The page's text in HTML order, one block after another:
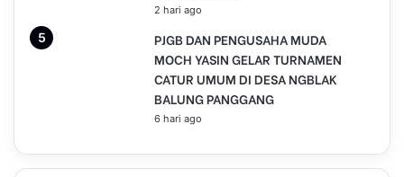
2 hari ago
PJGB DAN PENGUSAHA MUDA
MOCH YASIN GELAR TURNAMEN
CATUR UMUM DI DESA NGBLAK
BALUNG PANGGANG
6 hari ago